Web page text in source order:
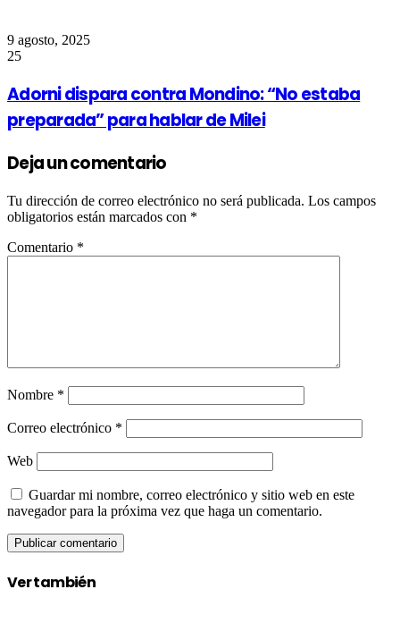
9 agosto, 2025
25
Adorni dispara contra Mondino: “No estaba
preparada” para hablar de Milei
Deja un comentario
Tu dirección de correo electrónico no será publicada. Los campos
obligatorios están marcados con *
Comentario *
Nombre *
Correo electrónico *
Web
Guardar mi nombre, correo electrónico y sitio web en este
navegador para la próxima vez que haga un comentario.
Ver también